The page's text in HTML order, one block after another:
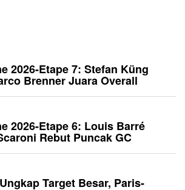
2026-Etape 7: Stefan Küng
Brenner Juara Overall
2026-Etape 6: Louis Barré
Rebut Puncak GC
Target Besar, Paris-